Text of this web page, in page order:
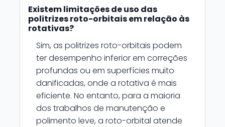
Existem limitações de uso das
politrizes roto-orbitais em relação às
rotativas?
Sim, as politrizes roto-orbitais podem
ter desempenho inferior em correções
profundas ou em superfícies muito
danificadas, onde a rotativa é mais
eficiente. No entanto, para a maioria
dos trabalhos de manutenção e
polimento leve, a roto-orbital atende